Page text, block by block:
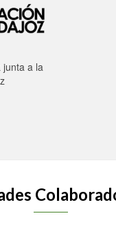
junta a la